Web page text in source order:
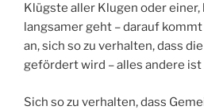
Klügste aller Klugen oder einer,
langsamer geht – darauf
an, sich so zu verhalten, dass
gefördert wird – alles andere
Sich so zu verhalten, dass